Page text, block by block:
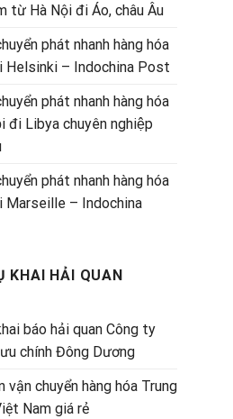
từ Hà Nội đi Áo, châu Âu
phát nhanh hàng hóa
Helsinki – Indochina Post
phát nhanh hàng hóa
đi Libya chuyên nghiệp
phát nhanh hàng hóa
Marseille – Indochina
KHAI HẢI QUAN
báo hải quan Công ty
chính Đông Dương
vận chuyển hàng hóa Trung
Nam giá rẻ